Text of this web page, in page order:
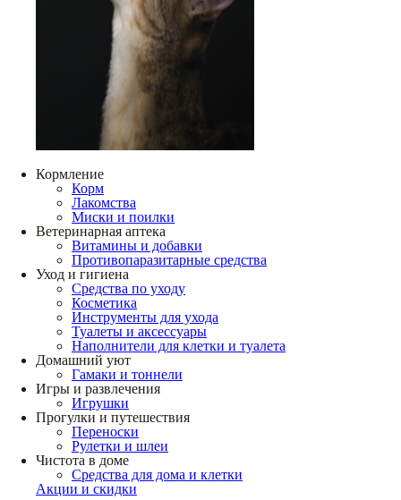
Кормление
Корм
Лакомства
Миски и поилки
Ветеринарная аптека
Витамины и добавки
Противопаразитарные средства
Уход и гигиена
Средства по уходу
Косметика
Инструменты для ухода
Туалеты и аксессуары
Наполнители для клетки и туалета
Домашний уют
Гамаки и тоннели
Игры и развлечения
Игрушки
Прогулки и путешествия
Переноски
Рулетки и шлеи
Чистота в доме
Средства для дома и клетки
Акции и скидки